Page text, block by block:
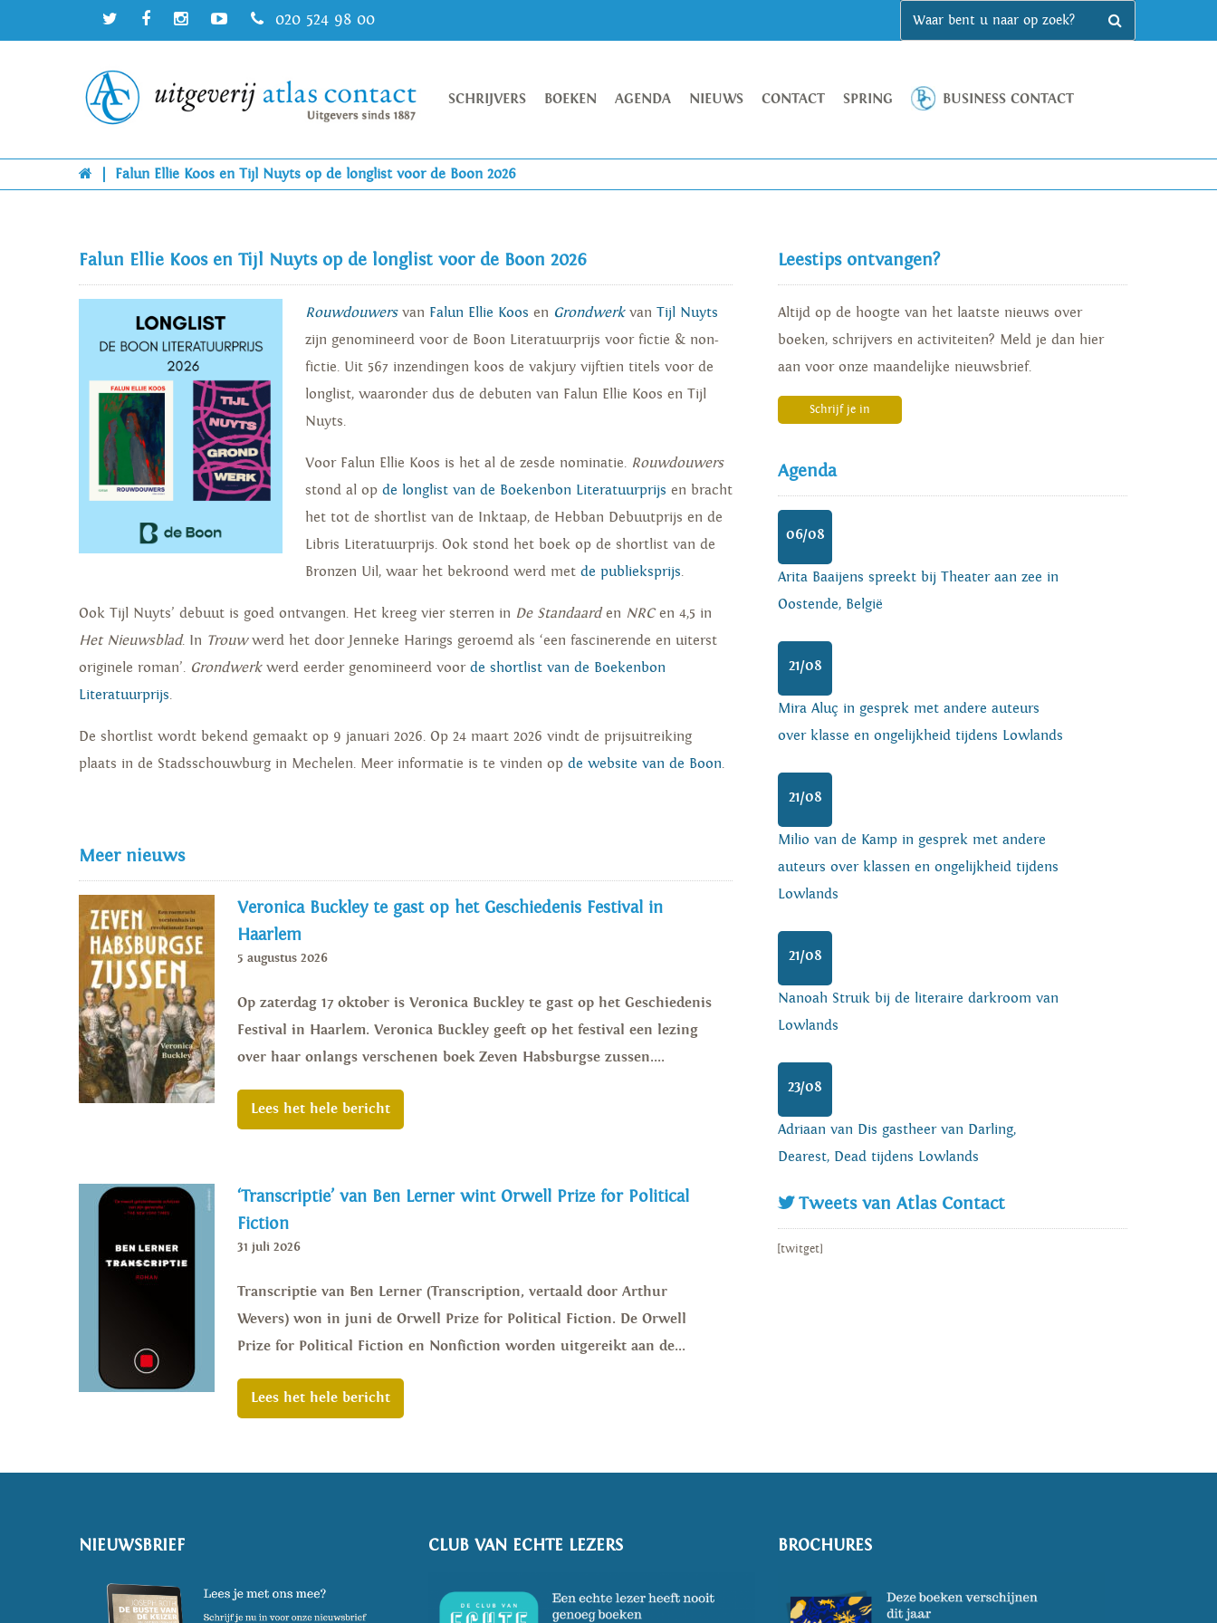
020 524 98 00
SCHRIJVERS BOEKEN AGENDA NIEUWS CONTACT SPRING BUSINESS CONTACT
Falun Ellie Koos en Tijl Nuyts op de longlist voor de Boon 2026
Falun Ellie Koos en Tijl Nuyts op de longlist voor de Boon 2026
Rouwdouwers van Falun Ellie Koos en Grondwerk van Tijl Nuyts
zijn genomineerd voor de Boon Literatuurprijs voor fictie & non-
fictie. Uit 567 inzendingen koos de vakjury vijftien titels voor de
longlist, waaronder dus de debuten van Falun Ellie Koos en Tijl
Nuyts.
Voor Falun Ellie Koos is het al de zesde nominatie. Rouwdouwers
stond al op de longlist van de Boekenbon Literatuurprijs en bracht
het tot de shortlist van de Inktaap, de Hebban Debuutprijs en de
Libris Literatuurprijs. Ook stond het boek op de shortlist van de
Bronzen Uil, waar het bekroond werd met de publieksprijs.
Ook Tijl Nuyts’ debuut is goed ontvangen. Het kreeg vier sterren in De Standaarden NRCen 4,5 in
Het Nieuwsblad. In Trouwwerd het door Jenneke Harings geroemd als ‘een fascinerende en uiterst
originele roman’. Grondwerk werd eerder genomineerd voor de shortlist van de Boekenbon
Literatuurprijs.
De shortlist wordt bekend gemaakt op 9 januari 2026. Op 24 maart 2026 vindt de prijsuitreiking
plaats in de Stadsschouwburg in Mechelen. Meer informatie is te vinden op de website van de Boon.
Meer nieuws
Veronica Buckley te gast op het Geschiedenis Festival in
Haarlem
5 augustus 2026
Op zaterdag 17 oktober is Veronica Buckley te gast op het Geschiedenis
Festival in Haarlem. Veronica Buckley geeft op het festival een lezing
over haar onlangs verschenen boek Zeven Habsburgse zussen....
Lees het hele bericht
‘Transcriptie’ van Ben Lerner wint Orwell Prize for Political
Fiction
31 juli 2026
Transcriptie van Ben Lerner (Transcription, vertaald door Arthur
Wevers) won in juni de Orwell Prize for Political Fiction. De Orwell
Prize for Political Fiction en Nonfiction worden uitgereikt aan de...
Lees het hele bericht
Leestips ontvangen?
Altijd op de hoogte van het laatste nieuws over
boeken, schrijvers en activiteiten? Meld je dan hier
aan voor onze maandelijke nieuwsbrief.
Schrijf je in
Agenda
06/08
Arita Baaijens spreekt bij Theater aan zee in
Oostende, België
21/08
Mira Aluç in gesprek met andere auteurs
over klasse en ongelijkheid tijdens Lowlands
21/08
Milio van de Kamp in gesprek met andere
auteurs over klassen en ongelijkheid tijdens
Lowlands
21/08
Nanoah Struik bij de literaire darkroom van
Lowlands
23/08
Adriaan van Dis gastheer van Darling,
Dearest, Dead tijdens Lowlands
Tweets van Atlas Contact
[twitget]
NIEUWSBRIEF CLUB VAN ECHTE LEZERS BROCHURES